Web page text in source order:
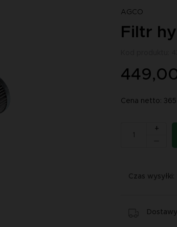
AGCO
Filtr
Cena netto:
+
Czas wysyłki: